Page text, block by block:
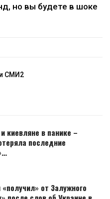
но вы будете в шоке
СМИ2
киевляне в панике –
последние
от Залужного